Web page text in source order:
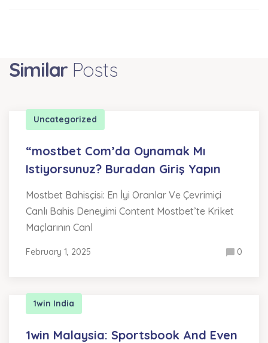
Similar Posts
Uncategorized
“mostbet Com’da Oynamak Mı
Istiyorsunuz? Buradan Giriş Yapın
Mostbet Bahisçisi: En İyi Oranlar Ve Çevrimiçi
Canlı Bahis Deneyimi Content Mostbet’te Kriket
Maçlarının Canl
February 1, 2025 0
1win India
1win Malaysia: Sportsbook And Even